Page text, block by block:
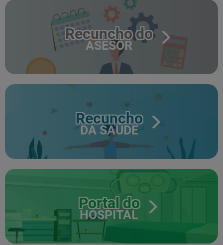
Recuncho do
ASESOR
Recuncho
DA SAÚDE
Portal do
HOSPITAL